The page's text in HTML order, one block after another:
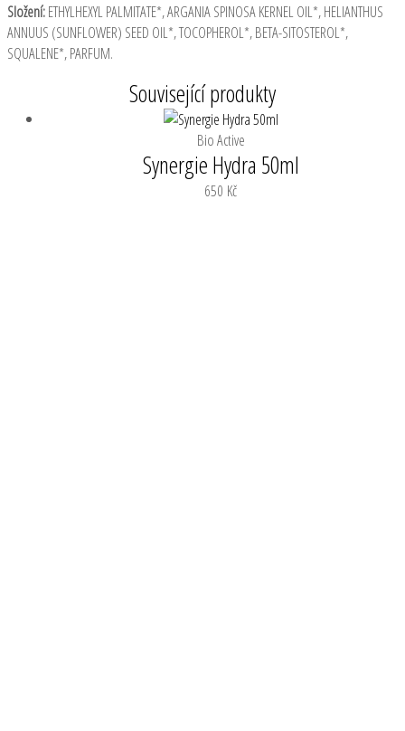
Složení:ETHYLHEXYL PALMITATE*, ARGANIA SPINOSA KERNEL OIL*, HELIANTHUS
ANNUUS (SUNFLOWER) SEED OIL*, TOCOPHEROL*, BETA-SITOSTEROL*,
SQUALENE*, PARFUM.
Související produkty
Bio Active
Synergie Hydra 50ml
650 Kč